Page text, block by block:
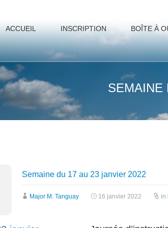
ACCUEIL INSCRIPTION BOÎTE À
SEMAINE
Semaine du 17 au 23 janvier 2022
Major M. Tanguay 16 janvier 2022 in